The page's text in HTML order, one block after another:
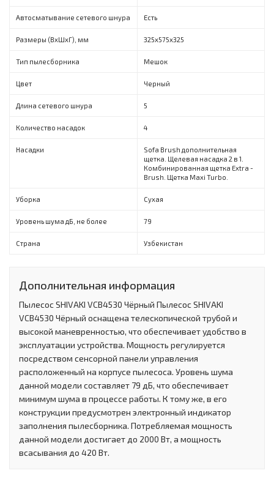
Автосматывание сетевого шнура Есть
Размеры (ВхШхГ), мм 325х575х325
Тип пылесборника Мешок
Цвет Черный
Длина сетевого шнура 5
Количество насадок 4
Насадки
Sofa Brush дополнительная
щетка. Щелевая насадка 2 в 1.
Комбинированная щетка Extra -
Brush. Щетка Maxi Turbo.
Уборка Сухая
Уровень шума дБ, не более 79
Страна Узбекистан
Дополнительная информация
Пылесос SHIVAKI VCB4530 Чёрный Пылесос SHIVAKI
VCB4530 Чёрный оснащена телескопической трубой и
высокой маневренностью, что обеспечивает удобство в
эксплуатации устройства. Мощность регулируется
посредством сенсорной панели управления
расположенный на корпусе пылесоса. Уровень шума
данной модели составляет 79 дБ, что обеспечивает
минимум шума в процессе работы. К тому же, в его
конструкции предусмотрен электронный индикатор
заполнения пылесборника. Потребляемая мощность
данной модели достигает до 2000 Вт, а мощность
всасывания до 420 Вт.